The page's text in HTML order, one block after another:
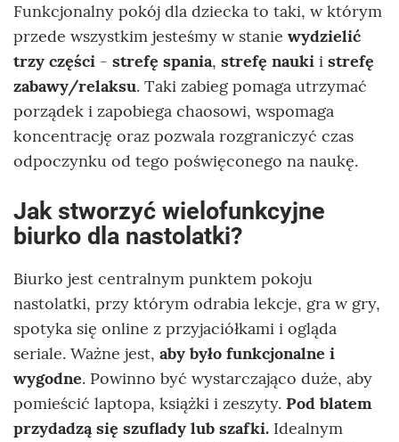
Funkcjonalny pokój dla dziecka to taki, w którym
przede wszystkim jesteśmy w stanie wydzielić
trzy części - strefę spania, strefę nauki i strefę
zabawy/relaksu. Taki zabieg pomaga utrzymać
porządek i zapobiega chaosowi, wspomaga
koncentrację oraz pozwala rozgraniczyć czas
odpoczynku od tego poświęconego na naukę.
Jak stworzyć wielofunkcyjne
biurko dla nastolatki?
Biurko jest centralnym punktem pokoju
nastolatki, przy którym odrabia lekcje, gra w gry,
spotyka się online z przyjaciółkami i ogląda
seriale. Ważne jest, aby było funkcjonalne i
wygodne. Powinno być wystarczająco duże, aby
pomieścić laptopa, książki i zeszyty. Pod blatem
przydadzą się szuflady lub szafki. Idealnym